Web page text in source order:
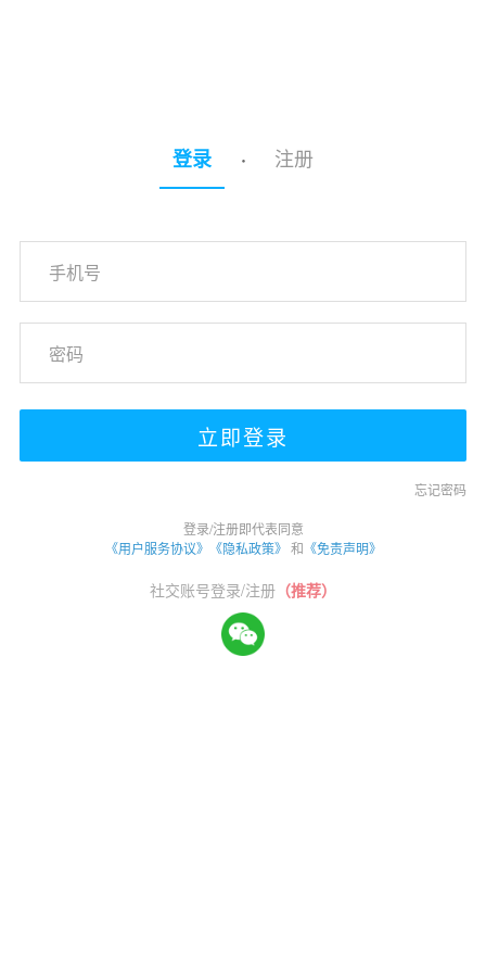
登录 · 注册
忘记密码
登录/注册即代表同意
《用户服务协议》
《隐私政策》 和 《免责声明》
社交账号登录/注册 （推荐）